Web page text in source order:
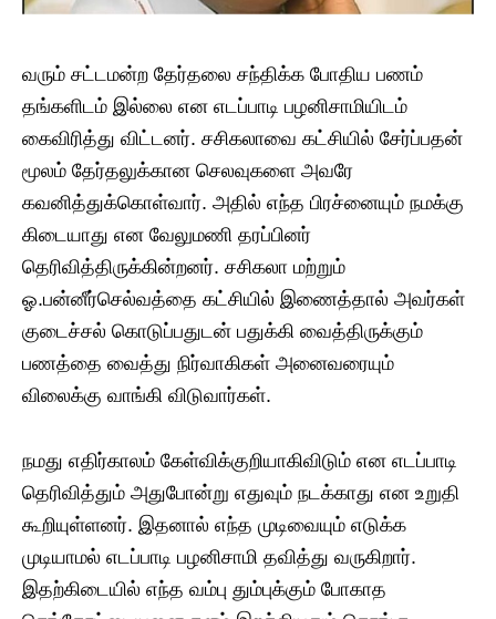
வரும் சட்டமன்ற தேர்தலை சந்திக்க போதிய பணம்
தங்களிடம் இல்லை என எடப்பாடி பழனிசாமியிடம்
கைவிரித்து விட்டனர். சசிகலாவை கட்சியில் சேர்ப்பதன்
மூலம் தேர்தலுக்கான செலவுகளை அவரே
கவனித்துக்கொள்வார். அதில் எந்த பிரச்னையும் நமக்கு
கிடையாது என வேலுமணி தரப்பினர்
தெரிவித்திருக்கின்றனர். சசிகலா மற்றும்
ஓ.பன்னீர்செல்வத்தை கட்சியில் இணைத்தால் அவர்கள்
குடைச்சல் கொடுப்பதுடன் பதுக்கி வைத்திருக்கும்
பணத்தை வைத்து நிர்வாகிகள் அனைவரையும்
விலைக்கு வாங்கி விடுவார்கள்.
நமது எதிர்காலம் கேள்விக்குறியாகிவிடும் என எடப்பாடி
தெரிவித்தும் அதுபோன்று எதுவும் நடக்காது என உறுதி
கூறியுள்ளனர். இதனால் எந்த முடிவையும் எடுக்க
முடியாமல் எடப்பாடி பழனிசாமி தவித்து வருகிறார்.
இதற்கிடையில் எந்த வம்பு தும்புக்கும் போகாத